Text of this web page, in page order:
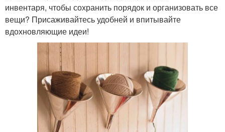
инвентаря, чтобы сохранить порядок и организовать все
вещи? Присаживайтесь удобней и впитывайте
вдохновляющие идеи!